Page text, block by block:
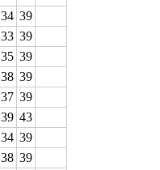
34 39
33 39
35 39
38 39
37 39
39 43
34 39
38 39